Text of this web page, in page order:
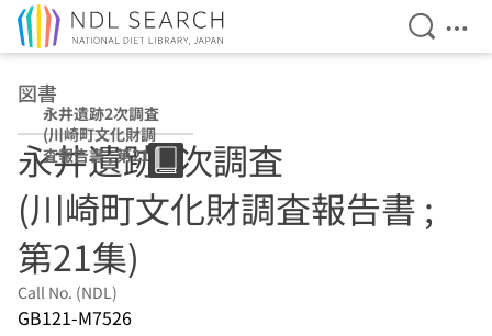
Open
図書
永井遺跡2次調査
(川崎町文化財調
査報告書 ; 第21
集)
永井遺跡2次調査
(川崎町文化財調査報告書 ;
第21集)
Call No. (NDL)
GB121-M7526